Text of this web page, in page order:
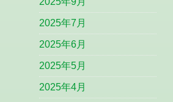
2025年7月
2025年6月
2025年5月
2025年4月